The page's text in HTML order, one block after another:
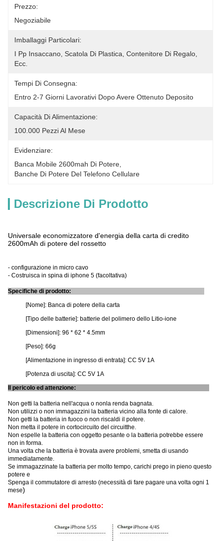
Prezzo:
Negoziabile
Imballaggi Particolari:
I Pp Insaccano, Scatola Di Plastica, Contenitore Di Regalo,
Ecc.
Tempi Di Consegna:
Entro 2-7 Giorni Lavorativi Dopo Avere Ottenuto Deposito
Capacità Di Alimentazione:
100.000 Pezzi Al Mese
Evidenziare:
Banca Mobile 2600mah Di Potere
Banche Di Potere Del Telefono Cellulare
Descrizione Di Prodotto
Universale economizzatore d'energia della carta di credito
2600mAh di potere del rossetto
- configurazione in micro cavo
- Costruisca in spina di iphone 5 (facoltativa)
Specifiche di prodotto:
[Nome]: Banca di potere della carta
[Tipo delle batterie]: batterie del polimero dello Litio-ione
[Dimensioni]: 96 * 62 * 4.5mm
[Peso]: 66g
[Alimentazione in ingresso di entrata]: CC 5V 1A
[Potenza di uscita]: CC 5V 1A
Il pericolo ed attenzione:
Non getti la batteria nell'acqua o nonla renda bagnata.
Non utilizzi o non immagazzini la batteria vicino alla fonte di calore.
Non getti la batteria in fuoco o non riscaldi il potere.
Non metta il potere in cortocircuito del circuitthe.
Non espelle la batteria con oggetto pesante o la batteria potrebbe essere
non in forma.
Una volta che la batteria è trovata avere problemi, smetta di usando
immediatamente.
Se immagazzinate la batteria per molto tempo, carichi prego in pieno questo
potere e
Spenga il commutatore di arresto (necessità di fare pagare una volta ogni 1
mese)
Manifestazioni del prodotto: